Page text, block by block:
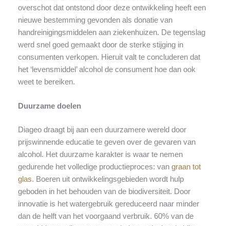
overschot dat ontstond door deze ontwikkeling heeft een
nieuwe bestemming gevonden als donatie van
handreinigingsmiddelen aan ziekenhuizen. De tegenslag
werd snel goed gemaakt door de sterke stijging in
consumenten verkopen. Hieruit valt te concluderen dat
het ‘levensmiddel’ alcohol de consument hoe dan ook
weet te bereiken.
Duurzame doelen
Diageo draagt bij aan een duurzamere wereld door
prijswinnende educatie te geven over de gevaren van
alcohol. Het duurzame karakter is waar te nemen
gedurende het volledige productieproces: van graan tot
glas. Boeren uit ontwikkelingsgebieden wordt hulp
geboden in het behouden van de biodiversiteit. Door
innovatie is het watergebruik gereduceerd naar minder
dan de helft van het voorgaand verbruik. 60% van de